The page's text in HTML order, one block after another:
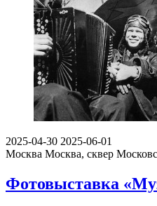
2025-04-30 2025-06-01
Москва Москва, сквер
Фотовыставка